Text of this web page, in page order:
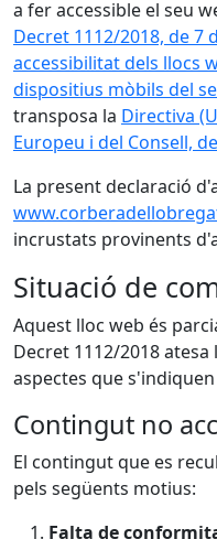
a fer accessible el seu
Decret 1112/2018, de 7
accessibilitat dels llocs
dispositius mòbils del
transposa la Directiva
Europeu i del Consell,
La present declaració
incrustats provinents
Situació de
Aquest lloc web és
Decret 1112/2018
aspectes que
Contingut no
El contingut que es
pels següents motius:
Falta de